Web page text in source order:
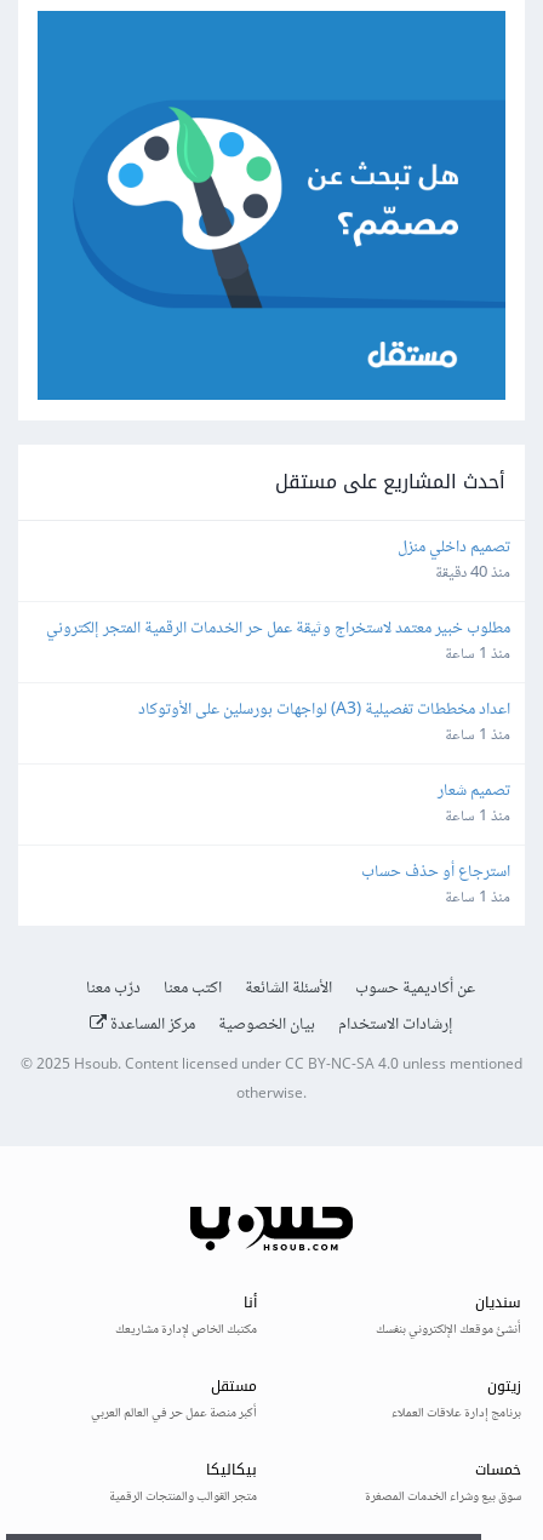
أحدث المشاريع على مستقل
تصميم داخلي منزل
منذ 40 دقيقة
مطلوب خبير معتمد لاستخراج وثيقة عمل حر الخدمات الرقمية المتجر إلكتروني
منذ 1 ساعة
اعداد مخططات تفصيلية (A3) لواجهات بورسلين على الأوتوكاد
منذ 1 ساعة
تصميم شعار
منذ 1 ساعة
استرجاع أو حذف حساب
منذ 1 ساعة
عن أكاديمية حسوب الأسئلة الشائعة اكتب معنا
درّب معنا
إرشادات الاستخدام
بيان الخصوصية مركز المساعدة
© 2025 Hsoub.Content licensed underCC BY-NC-SA 4.0unless mentioned
otherwise.